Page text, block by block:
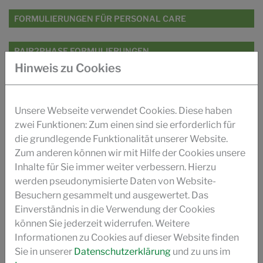
FORMULIERUNGEN FÜR PERSONAL CARE
PAIR2PHASE FORMULIERUNGEN
FORMULIERUNGEN FÜR HAUSHALT UND I&I
RHEO2GREEN SERIE
PAIR2PHASE SERIE
POLYFIX ZRC SERIE
POLYFIX FORUMULIERUNGEN
VIDEO
Hinweis zu Cookies
Unsere Webseite verwendet Cookies. Diese haben
zwei Funktionen: Zum einen sind sie erforderlich für
die grundlegende Funktionalität unserer Website.
Zum anderen können wir mit Hilfe der Cookies unsere
Inhalte für Sie immer weiter verbessern. Hierzu
werden pseudonymisierte Daten von Website-
Besuchern gesammelt und ausgewertet. Das
Einverständnis in die Verwendung der Cookies
können Sie jederzeit widerrufen. Weitere
Informationen zu Cookies auf dieser Website finden
Sie in unserer Datenschutzerklärung und zu uns im